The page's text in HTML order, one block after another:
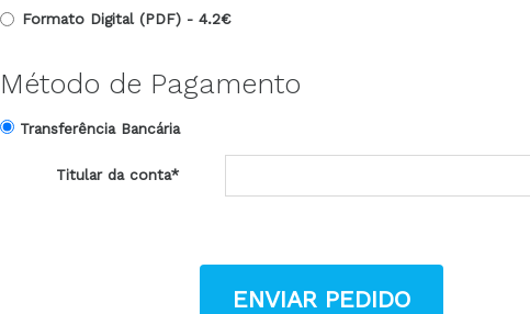
Formato Digital (PDF) - 4.2€
Método de Pagamento
Transferência Bancária
Titular da conta*
ENVIAR PEDIDO